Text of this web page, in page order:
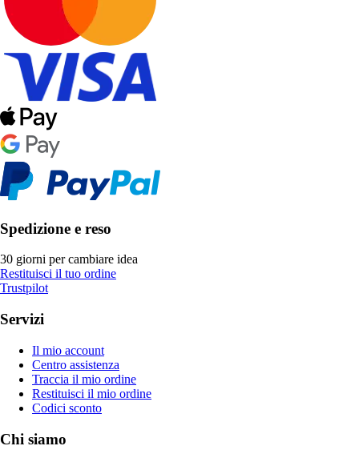
Spedizione e reso
30 giorni per cambiare idea
Restituisci il tuo ordine
Trustpilot
Servizi
Il mio account
Centro assistenza
Traccia il mio ordine
Restituisci il mio ordine
Codici sconto
Chi siamo